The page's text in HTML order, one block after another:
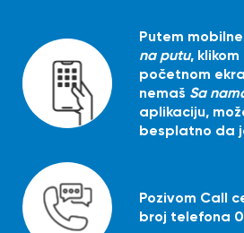
Putem
na putu,
početnom
nemaš Sa
aplikaciju,
besplatno da
Pozivom Call
broj telefona